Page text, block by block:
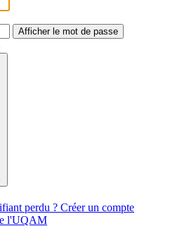
Afficher le mot de passe
perdu ? Créer un compte